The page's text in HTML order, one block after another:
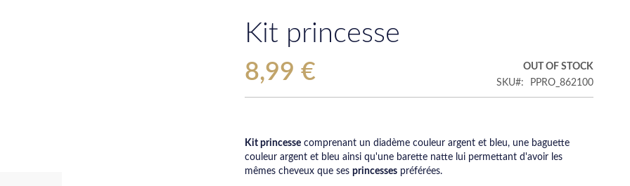
Kit princesse
8,99 €
OUT OF STOCK
SKU
PPRO_862100
Kit princesse comprenant un diadème couleur argent et bleu, une baguette
couleur argent et bleu ainsi qu'une barette natte lui permettant d'avoir les
mêmes cheveux que ses princesses préférées.